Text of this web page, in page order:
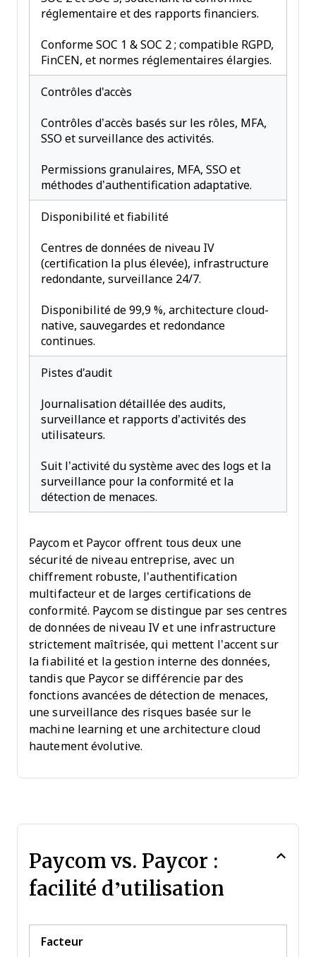
réglementaire et des rapports financiers.
Conforme SOC 1 & SOC 2 ; compatible RGPD,
FinCEN, et normes réglementaires élargies.
Contrôles d'accès
Contrôles d’accès basés sur les rôles, MFA,
SSO et surveillance des activités.
Permissions granulaires, MFA, SSO et
méthodes d’authentification adaptative.
Disponibilité et fiabilité
Centres de données de niveau IV
(certification la plus élevée), infrastructure
redondante, surveillance 24/7.
Disponibilité de 99,9 %, architecture cloud-
native, sauvegardes et redondance
continues.
Pistes d'audit
Journalisation détaillée des audits,
surveillance et rapports d’activités des
utilisateurs.
Suit l’activité du système avec des logs et la
surveillance pour la conformité et la
détection de menaces.
Paycom et Paycor offrent tous deux une
sécurité de niveau entreprise, avec un
chiffrement robuste, l’authentification
multifacteur et de larges certifications de
conformité. Paycom se distingue par ses centres
de données de niveau IV et une infrastructure
strictement maîtrisée, qui mettent l’accent sur
la fiabilité et la gestion interne des données,
tandis que Paycor se différencie par des
fonctions avancées de détection de menaces,
une surveillance des risques basée sur le
machine learning et une architecture cloud
hautement évolutive.
Paycom vs. Paycor :
facilité d’utilisation
Facteur